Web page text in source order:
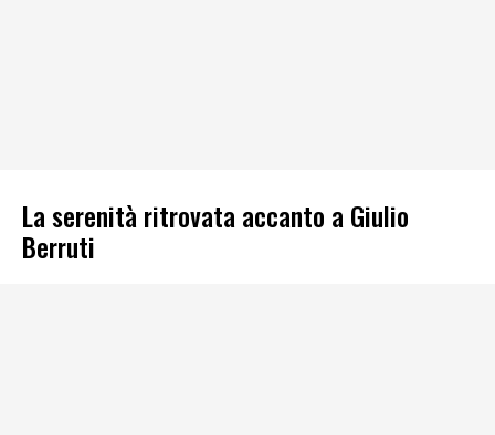
La serenità ritrovata accanto a Giulio
Berruti